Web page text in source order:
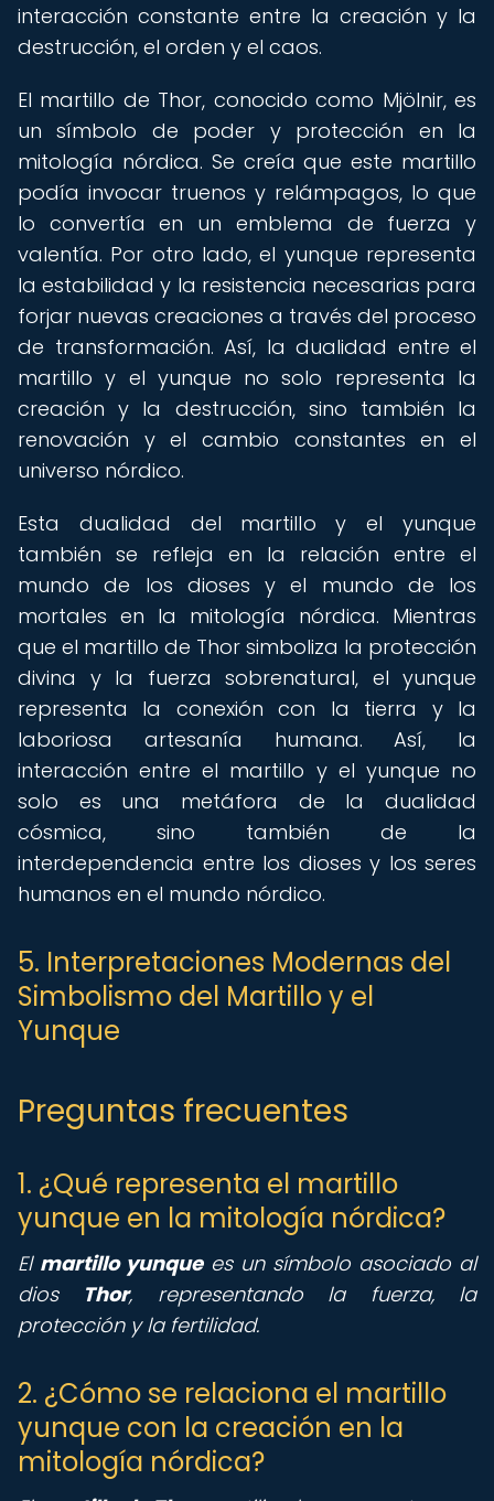
interacción constante entre la creación y la
destrucción, el orden y el caos.
El martillo de Thor, conocido como Mjölnir, es
un símbolo de poder y protección en la
mitología nórdica. Se creía que este martillo
podía invocar truenos y relámpagos, lo que
lo convertía en un emblema de fuerza y
valentía. Por otro lado, el yunque representa
la estabilidad y la resistencia necesarias para
forjar nuevas creaciones a través del proceso
de transformación. Así, la dualidad entre el
martillo y el yunque no solo representa la
creación y la destrucción, sino también la
renovación y el cambio constantes en el
universo nórdico.
Esta dualidad del martillo y el yunque
también se refleja en la relación entre el
mundo de los dioses y el mundo de los
mortales en la mitología nórdica. Mientras
que el martillo de Thor simboliza la protección
divina y la fuerza sobrenatural, el yunque
representa la conexión con la tierra y la
laboriosa artesanía humana. Así, la
interacción entre el martillo y el yunque no
solo es una metáfora de la dualidad
cósmica, sino también de la
interdependencia entre los dioses y los seres
humanos en el mundo nórdico.
5. Interpretaciones Modernas del
Simbolismo del Martillo y el
Yunque
Preguntas frecuentes
1. ¿Qué representa el martillo
yunque en la mitología nórdica?
El martillo yunquees un símbolo asociado al
dios
Thor, representando la fuerza, la
protección y la fertilidad.
2. ¿Cómo se relaciona el martillo
yunque con la creación en la
mitología nórdica?